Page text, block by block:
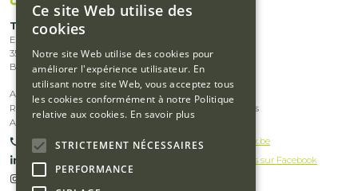
Traflux bv
Europark 1003
3530
Houthalen-Helchteren
Belgique
menu
middle
left
Produits
Footer
menu
middle
right
Actualités
References
A propos de nous
Footer
menu
right
Emplois
Types de déchets
+32(0)11 51 62 70
info@traflux.be
Suivez-nous sur Linkedin
Suivez-nous sur Facebook
Suivez-nous sur Instagram
Ce site Web utilise des
cookies
Notre site Web utilise des cookies pour
améliorer l'expérience utilisateur. En
utilisant notre site Web, vous acceptez tous
les cookies conformément à notre Politique
relative aux cookies. En savoir plus
STRICTEMENT NÉCESSAIRES
PERFORMANCE